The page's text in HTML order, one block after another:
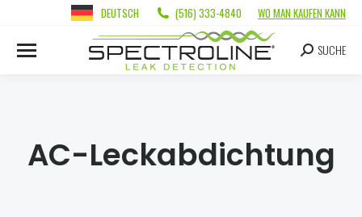
DEUTSCH (516) 333-4840 WO MAN KAUFEN KANN
SUCHE
AC-Leckabdichtung